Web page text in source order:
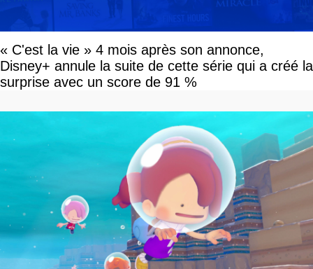
« C'est la vie » 4 mois après son annonce,
Disney+ annule la suite de cette série qui a créé la
surprise avec un score de 91 %